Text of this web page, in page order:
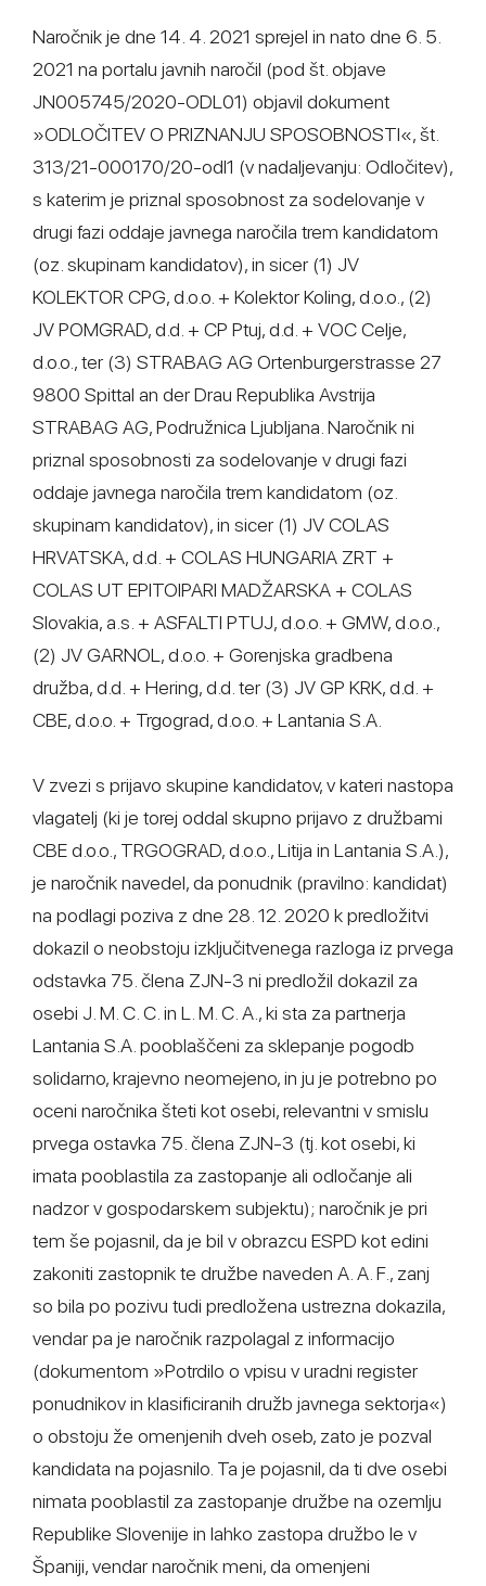
Naročnik je dne 14. 4. 2021 sprejel in nato dne 6. 5.
2021 na portalu javnih naročil (pod št. objave
JN005745/2020-ODL01) objavil dokument
»ODLOČITEV O PRIZNANJU SPOSOBNOSTI«, št.
313/21-000170/20-odl1 (v nadaljevanju: Odločitev),
s katerim je priznal sposobnost za sodelovanje v
drugi fazi oddaje javnega naročila trem kandidatom
(oz. skupinam kandidatov), in sicer (1) JV
KOLEKTOR CPG, d.o.o. + Kolektor Koling, d.o.o., (2)
JV POMGRAD, d.d. + CP Ptuj, d.d. + VOC Celje,
d.o.o., ter (3) STRABAG AG Ortenburgerstrasse 27
9800 Spittal an der Drau Republika Avstrija
STRABAG AG, Podružnica Ljubljana. Naročnik ni
priznal sposobnosti za sodelovanje v drugi fazi
oddaje javnega naročila trem kandidatom (oz.
skupinam kandidatov), in sicer (1) JV COLAS
HRVATSKA, d.d. + COLAS HUNGARIA ZRT +
COLAS UT EPITOIPARI MADŽARSKA + COLAS
Slovakia, a.s. + ASFALTI PTUJ, d.o.o. + GMW, d.o.o.,
(2) JV GARNOL, d.o.o. + Gorenjska gradbena
družba, d.d. + Hering, d.d. ter (3) JV GP KRK, d.d. +
CBE, d.o.o. + Trgograd, d.o.o. + Lantania S.A.
V zvezi s prijavo skupine kandidatov, v kateri nastopa
vlagatelj (ki je torej oddal skupno prijavo z družbami
CBE d.o.o., TRGOGRAD, d.o.o., Litija in Lantania S.A.),
je naročnik navedel, da ponudnik (pravilno: kandidat)
na podlagi poziva z dne 28. 12. 2020 k predložitvi
dokazil o neobstoju izključitvenega razloga iz prvega
odstavka 75. člena ZJN-3 ni predložil dokazil za
osebi J. M. C. C. in L. M. C. A., ki sta za partnerja
Lantania S.A. pooblaščeni za sklepanje pogodb
solidarno, krajevno neomejeno, in ju je potrebno po
oceni naročnika šteti kot osebi, relevantni v smislu
prvega ostavka 75. člena ZJN-3 (tj. kot osebi, ki
imata pooblastila za zastopanje ali odločanje ali
nadzor v gospodarskem subjektu); naročnik je pri
tem še pojasnil, da je bil v obrazcu ESPD kot edini
zakoniti zastopnik te družbe naveden A. A. F., zanj
so bila po pozivu tudi predložena ustrezna dokazila,
vendar pa je naročnik razpolagal z informacijo
(dokumentom »Potrdilo o vpisu v uradni register
ponudnikov in klasificiranih družb javnega sektorja«)
o obstoju že omenjenih dveh oseb, zato je pozval
kandidata na pojasnilo. Ta je pojasnil, da ti dve osebi
nimata pooblastil za zastopanje družbe na ozemlju
Republike Slovenije in lahko zastopa družbo le v
Španiji, vendar naročnik meni, da omenjeni